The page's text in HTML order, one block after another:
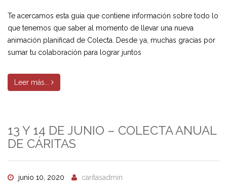
Te acercamos esta guía que contiene información sobre todo lo
que tenemos que saber al momento de llevar una nueva
animación planificad de Colecta. Desde ya, muchas gracias por
sumar tu colaboración para lograr juntos
Leer más...
13 Y 14 DE JUNIO – COLECTA ANUAL
DE CÁRITAS
junio 10, 2020
caritasadmin